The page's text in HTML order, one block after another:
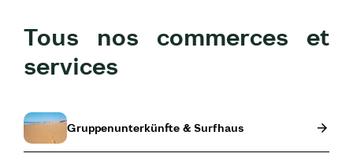
Tous nos commerces et
services
Gruppenunterkünfte & Surfhaus